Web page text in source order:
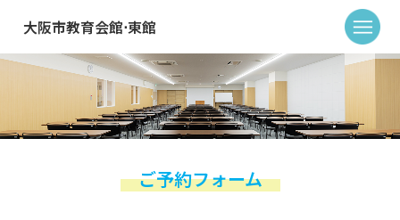
大阪市教育会館⋅東館
ご予約フォーム